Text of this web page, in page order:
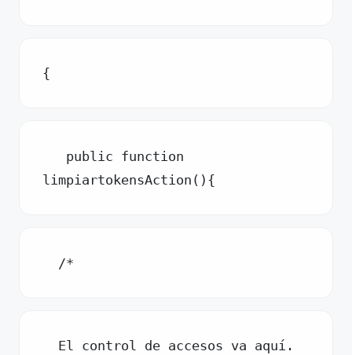
{
public function
limpiartokensAction(){
/*
El control de accesos va aquí.